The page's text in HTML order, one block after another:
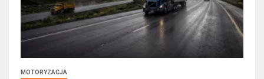
MOTORYZACJA